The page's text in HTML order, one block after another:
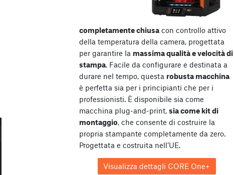
completamente chiusacon controllo attivo
della temperatura della camera, progettata
per garantire la massima qualità e velocità di
stampa. Facile da configurare e destinata a
durare nel tempo, questa robusta macchina
è perfetta sia per i principianti che per i
professionisti. È disponibile sia come
macchina plug-and-print, sia come kit di
montaggio, che consente di costruire la
propria stampante completamente da zero.
Progettata e costruita nell’UE.
Visualizza dettagli CORE One+